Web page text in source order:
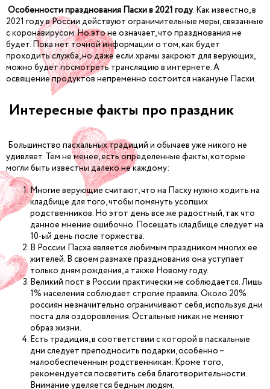
Особенности празднования Пасхи в 2021 году. Как известно, в
2021 году в России действуют ограничительные меры, связанные
с коронавирусом. Но это не означает, что празднования не
будет. Пока нет точной информации о том, как будет
проходить служба, но даже если храмы закроют для верующих,
можно будет посмотреть трансляцию в интернете. А
освящение продуктов непременно состоится накануне Пасхи.
Интересные факты про праздник
Большинство пасхальных традиций и обычаев уже никого не
удивляет. Тем не менее, есть определенные факты, которые
могли быть известны далеко не каждому:
Многие верующие считают, что на Пасху нужно ходить на
кладбище для того, чтобы помянуть усопших
родственников. Но этот день все же радостный, так что
данное мнение ошибочно. Посещать кладбище следует на
10-ый день после торжества.
В России Пасха является любимым праздником многих ее
жителей. В своем размахе празднования она уступает
только дням рождения, а также Новому году.
Великий пост в России практически не соблюдается. Лишь
1% населения соблюдает строгие правила. Около 20%
россиян незначительно ограничивают себя, используя дни
поста для оздоровления. Остальные никак не меняют
образ жизни.
Есть традиция, в соответствии с которой в пасхальные
дни следует преподносить подарки, особенно –
малообеспеченным родственникам. Кроме того,
рекомендуется посвятить себя благотворительности.
Внимание уделяется бедным людям.